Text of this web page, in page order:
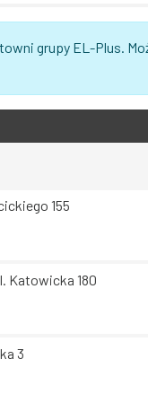
grupy EL-Plus.
155
Katowicka 180
3